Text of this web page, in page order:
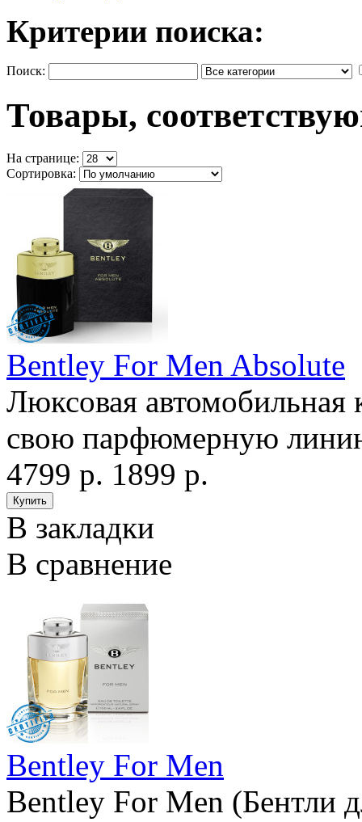
Критерии поиска:
Поиск:
Товары,
На странице:
Сортировка:
Bentley For Men Absolute
Люксовая
свою парфюмерную
4799 р. 1899 р.
В закладки
В сравнение
Bentley For Men
Bentley For Men (Бентли